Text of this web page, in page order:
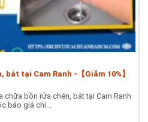
tại Cam Ranh -【Giảm 10%】
bồn rửa chén, bát tại Cam Ranh
báo giá chi...